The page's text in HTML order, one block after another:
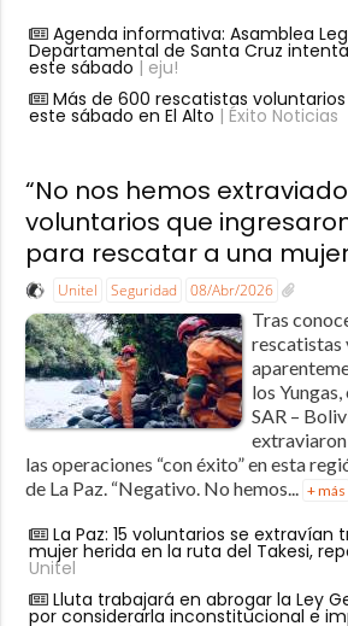
Agenda informativa: Asamblea
Departamental de Santa Cruz
este sábado | eju!
Más de 600 rescatistas
este sábado en El Alto | Éxito Noticias
“No nos hemos
voluntarios que
para rescatar a una
Unitel Seguridad 08/Abr/2026
Tras
rescatistas
los
SAR –
las operaciones “con éxito” en esta
de La Paz. “Negativo. No hemos...
+ más
La Paz: 15 voluntarios se extravían
mujer herida en la ruta del Takesi,
Unitel
Lluta trabajará en abrogar la Ley
por considerarla inconstitucional e